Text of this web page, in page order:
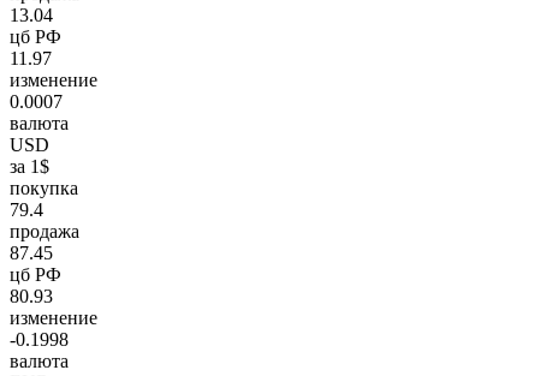
13.04
цб РФ
11.97
изменение
0.0007
валюта
USD
за 1$
покупка
79.4
продажа
87.45
цб РФ
80.93
изменение
-0.1998
валюта